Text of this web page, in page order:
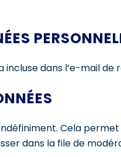
dans l’e-mail de
Cela
dans la file de